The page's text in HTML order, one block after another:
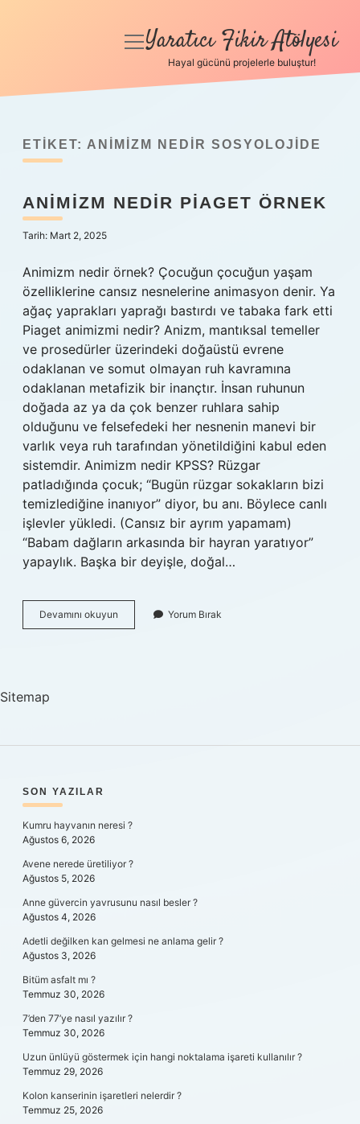
Anasayfa
Yasal Uyarı
Hakkımızda
menüyü
Yaratıcı Fikir Atölyesi
Hayal gücünü projelerle buluştur!
ETIKET: ANIMIZM NEDIR SOSYOLOJIDE
ANIMIZM NEDIR PIAGET ÖRNEK
Tarih: Mart 2, 2025
Animizm nedir örnek? Çocuğun çocuğun yaşam
özelliklerine cansız nesnelerine animasyon denir. Ya
ağaç yaprakları yaprağı bastırdı ve tabaka fark etti
Piaget animizmi nedir? Anizm, mantıksal temeller
ve prosedürler üzerindeki doğaüstü evrene
odaklanan ve somut olmayan ruh kavramına
odaklanan metafizik bir inançtır. İnsan ruhunun
doğada az ya da çok benzer ruhlara sahip
olduğunu ve felsefedeki her nesnenin manevi bir
varlık veya ruh tarafından yönetildiğini kabul eden
sistemdir. Animizm nedir KPSS? Rüzgar
patladığında çocuk; “Bugün rüzgar sokakların bizi
temizlediğine inanıyor” diyor, bu anı. Böylece canlı
işlevler yükledi. (Cansız bir ayrım yapamam)
“Babam dağların arkasında bir hayran yaratıyor”
yapaylık. Başka bir deyişle, doğal…
Devamını okuyun Animizm
Nedir
Yorum Bırak
Sitemap
SIDEBAR
SON YAZILAR
Kumru hayvanın neresi ?
Ağustos 6, 2026
Avene nerede üretiliyor ?
Ağustos 5, 2026
Anne güvercin yavrusunu nasıl besler ?
Ağustos 4, 2026
Adetli değilken kan gelmesi ne anlama gelir ?
Ağustos 3, 2026
Bitüm asfalt mı ?
Temmuz 30, 2026
7’den 77’ye nasıl yazılır ?
Temmuz 30, 2026
Uzun ünlüyü göstermek için hangi noktalama işareti kullanılır ?
Temmuz 29, 2026
Kolon kanserinin işaretleri nelerdir ?
Temmuz 25, 2026